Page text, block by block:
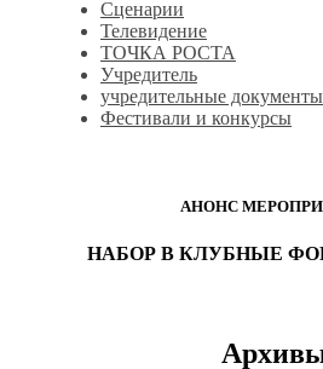
Сценарии
Телевидение
ТОЧКА РОСТА
Учредитель
учредительные документы
Фестивали и конкурсы
АНОНС
НАБОР В КЛУБНЫЕ